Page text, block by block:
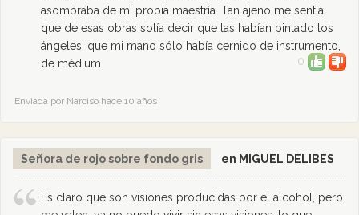
asombraba de mi propia maestría. Tan ajeno me sentía
que de esas obras solía decir que las habían pintado los
ángeles, que mi mano sólo había cernido de instrumento,
de médium.
0
Enviada por Narciso hace 10 años
Señora de rojo sobre fondo gris en MIGUEL DELIBES
Es claro que son visiones producidas por el alcohol, pero